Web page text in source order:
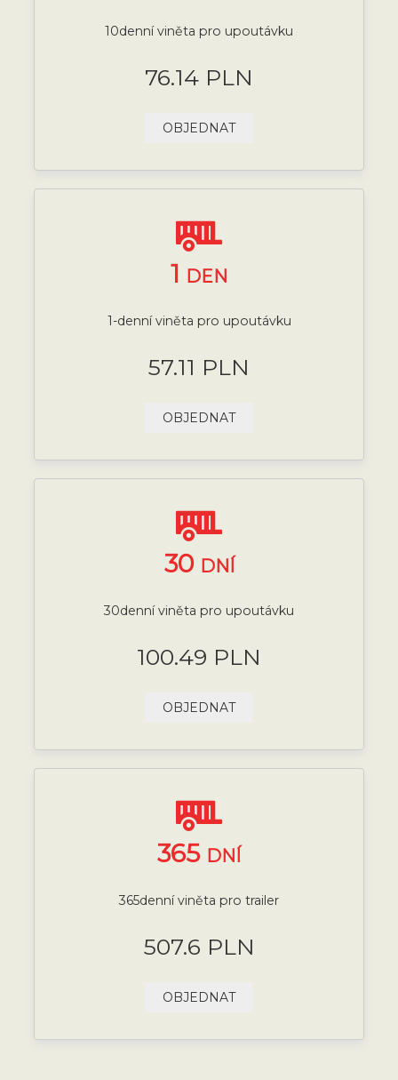
10denní viněta pro upoutávku
76.14 PLN
OBJEDNAT
1 DEN
1-denní viněta pro upoutávku
57.11 PLN
OBJEDNAT
30 DNÍ
30denní viněta pro upoutávku
100.49 PLN
OBJEDNAT
365 DNÍ
365denní viněta pro trailer
507.6 PLN
OBJEDNAT